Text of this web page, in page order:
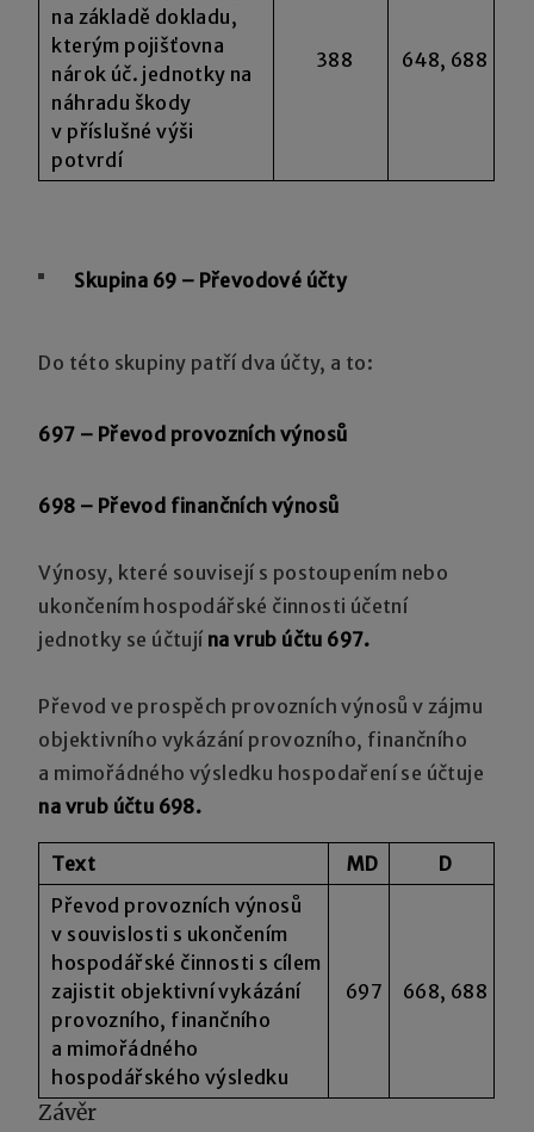
na základě dokladu,
kterým pojišťovna
nárok úč. jednotky na
náhradu škody
v příslušné výši
potvrdí
388 648, 688
Skupina 69 – Převodové účty
Do této skupiny patří dva účty, a to:
697 – Převod provozních výnosů
698 – Převod finančních výnosů
Výnosy, které souvisejí s postoupením nebo
ukončením hospodářské činnosti účetní
jednotky se účtují na vrub účtu 697.
Převod ve prospěch provozních výnosů v zájmu
objektivního vykázání provozního, finančního
a mimořádného výsledku hospodaření se účtuje
na vrub účtu 698.
Text MD
D
Převod provozních výnosů
v souvislosti s ukončením
hospodářské činnosti s cílem
zajistit objektivní vykázání
provozního, finančního
a mimořádného
hospodářského výsledku
697 668, 688
Závěr